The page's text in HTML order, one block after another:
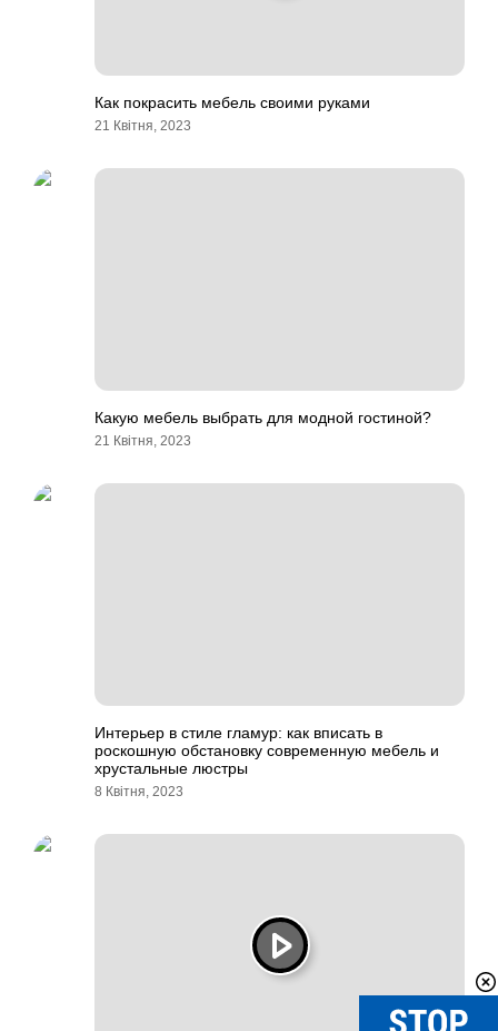
Как покрасить мебель своими руками
21 Квітня, 2023
Какую мебель выбрать для модной гостиной?
21 Квітня, 2023
Интерьер в стиле гламур: как вписать в
роскошную обстановку современную мебель и
хрустальные люстры
8 Квітня, 2023